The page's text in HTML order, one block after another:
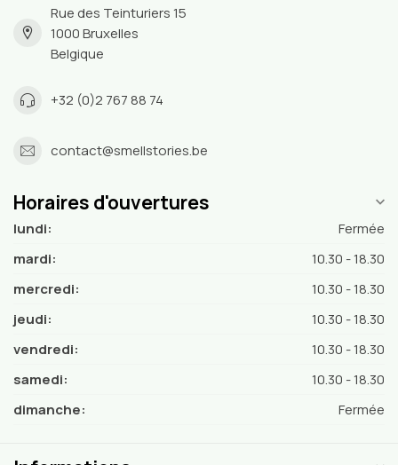
Rue des Teinturiers 15
1000 Bruxelles
Belgique
+32 (0)2 767 88 74
contact@smellstories.be
Horaires d'ouvertures
lundi:
Fermée
mardi:
10.30 - 18.30
mercredi:
10.30 - 18.30
jeudi:
10.30 - 18.30
vendredi:
10.30 - 18.30
samedi:
10.30 - 18.30
dimanche:
Fermée